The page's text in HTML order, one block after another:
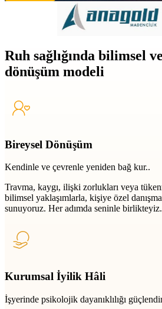
Ruh sağlığında bilimsel
dönüşüm modeli
Bireysel Dönüşüm
Kendinle ve çevrenle yeniden bağ kur..
Travma, kaygı, ilişki zorlukları veya
bilimsel yaklaşımlarla, kişiye özel
sunuyoruz. Her adımda seninle birlikteyiz.
Kurumsal İyilik Hâli
İşyerinde psikolojik dayanıklılığı